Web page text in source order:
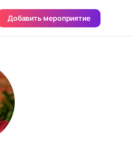
Добавить мероприятие